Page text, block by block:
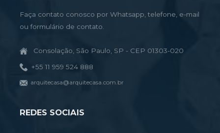
Faça contato conosco por Whatsapp, telefone, e-mail
ou formulário de contato.
Consolação, São Paulo, SP - CEP 01303-020
+55 11 959 524 888
arquitecasa@arquitecasa.com.br
REDES SOCIAIS